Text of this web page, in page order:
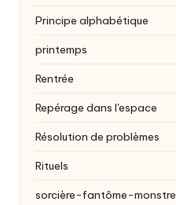
Principe alphabétique
printemps
Rentrée
Repérage dans l'espace
Résolution de problèmes
Rituels
sorcière-fantôme-monstre